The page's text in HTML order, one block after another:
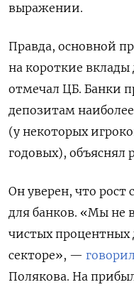
выражении.
Правда, основной
на короткие
отмечал ЦБ. Банки
депозитам
(у некоторых
годовых), объяснял
Он уверен, что рост
для банков. «Мы не
чистых процентных
секторе», —
Полякова. На